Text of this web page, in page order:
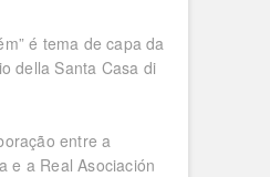
é tema de capa da
della Santa Casa di
entre a
e a Real Asociación